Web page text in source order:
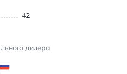
42
дилера